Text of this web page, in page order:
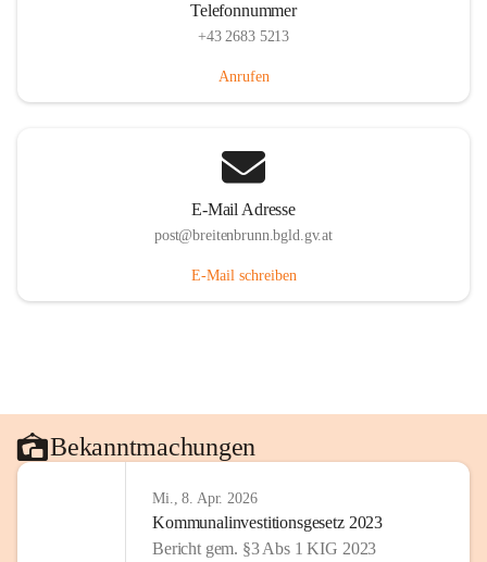
Telefonnummer
+43 2683 5213
Anrufen
E-Mail Adresse
post@breitenbrunn.bgld.gv.at
E-Mail schreiben
Bekanntmachungen
Mi., 8. Apr. 2026
Kommunalinvestitionsgesetz 2023
Bericht gem. §3 Abs 1 KIG 2023